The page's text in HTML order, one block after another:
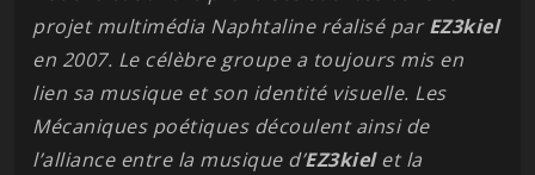
projet multimédia Naphtaline réalisé parEZ3kiel
en 2007. Le célèbre groupe a toujours mis en
lien sa musique et son identité visuelle. Les
Mécaniques poétiques découlent ainsi de
l’alliance entre la musique d’EZ3kielet la